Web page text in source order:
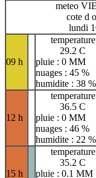
meteo
cote d
lundi
09 h
temperature
29.2 C
pluie : 0 MM
nuages : 45 %
humidite : 38 %
12 h
temperature
36.5 C
pluie : 0 MM
nuages : 46 %
humidite : 22 %
15 h
temperature
35.2 C
pluie : 0.1 MM